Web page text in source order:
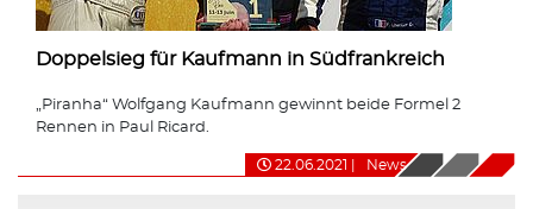
Doppelsieg für Kaufmann in Südfrankreich
„Piranha“ Wolfgang Kaufmann gewinnt beide Formel 2
Rennen in Paul Ricard.
22.06.2021 News